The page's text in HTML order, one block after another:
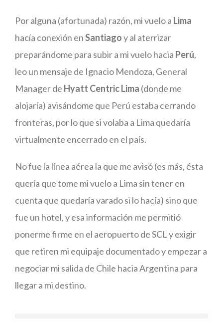
Por alguna (afortunada) razón, mi vuelo a Lima
hacía conexión enSantiagoy al aterrizar
preparándome para subir a mi vuelo hacia Perú,
leo un mensaje de Ignacio Mendoza, General
Manager de Hyatt Centric Lima (donde me
alojaría) avisándome que Perú estaba cerrando
fronteras, por lo que si volaba a Lima quedaría
virtualmente encerrado en el país.
No fue la línea aérea la que me avisó (es más, ésta
quería que tome mi vuelo a Lima sin tener en
cuenta que quedaría varado si lo hacía) sino que
fue un hotel, y esa información me permitió
ponerme firme en el aeropuerto de SCL y exigir
que retiren mi equipaje documentado y empezar a
negociar mi salida de Chile hacia Argentina para
llegar a mi destino.